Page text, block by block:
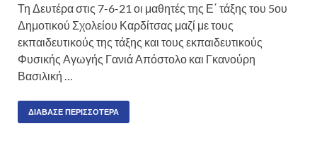
Τη Δευτέρα στις 7-6-21 οι μαθητές της Ε΄ τάξης του 5ου
Δημοτικού Σχολείου Καρδίτσας μαζί με τους
εκπαιδευτικούς της τάξης και τους εκπαιδευτικούς
Φυσικής Αγωγής Γανιά Απόστολο και Γκανούρη
Βασιλική …
ΔΙΆΒΑΣΕ ΠΕΡΙΣΣΌΤΕΡΑ